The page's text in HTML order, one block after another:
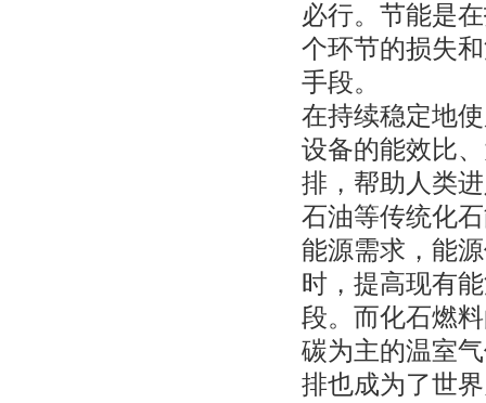
必行。节能是
个环节的损失
手段。
在持续稳定地
设备的能效比
排，帮助人类
石油等传统化
能源需求，能
时，提高现有
段。而化石燃
碳为主的温室
排也成为了世